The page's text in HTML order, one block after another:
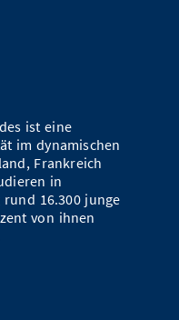
ist eine
im dynamischen
Frankreich
in
16.300 junge
von ihnen